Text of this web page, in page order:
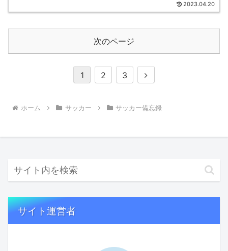
2023.04.20
次のページ
1 2 3
次
ホーム サッカー サッカー備忘録
サイト運営者